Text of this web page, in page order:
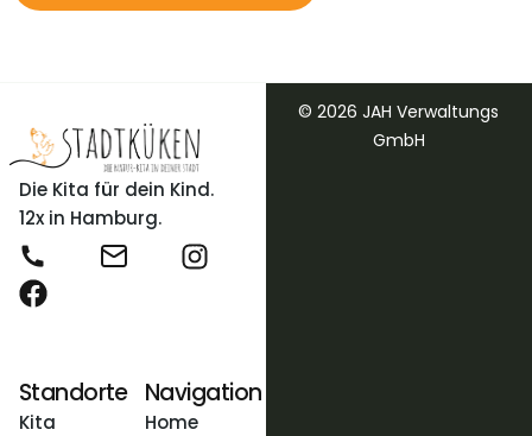
Die Kita für dein Kind.
12x in Hamburg.
Standorte
Kita
Navigation
Home
© 2026 JAH Verwaltungs
GmbH